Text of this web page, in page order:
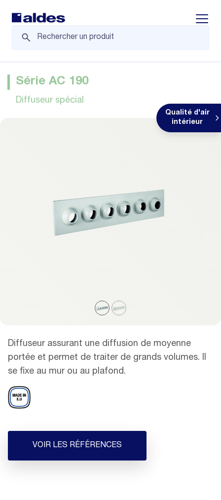
Qualité d'air
intérieur
Série AC 190
Diffuseur spécial
Diffuseur assurant une diffusion de moyenne
portée et permet de traiter de grands volumes. Il
se fixe au mur ou au plafond.
VOIR LES RÉFÉRENCES